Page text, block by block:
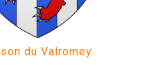
du Valromey